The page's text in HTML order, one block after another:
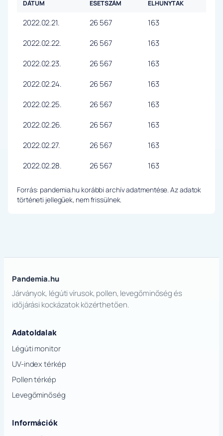
DÁTUM ESETSZÁM ELHUNYTAK
2022.02.21. 26 567
163
2022.02.22.
26 567
163
2022.02.23.
26 567
163
2022.02.24.
26 567
163
2022.02.25.
26 567
163
2022.02.26.
26 567
163
2022.02.27.
26 567
163
2022.02.28.
26 567 163
Forrás: pandemia.hu korábbi archív adatmentése. Az adatok
történeti jellegűek, nem frissülnek.
Pandemia.hu
Járványok, légúti vírusok, pollen, levegőminőség és
időjárási kockázatok közérthetően.
Adatoldalak
Légúti monitor
UV-index térkép
Pollen térkép
Levegőminőség
Információk